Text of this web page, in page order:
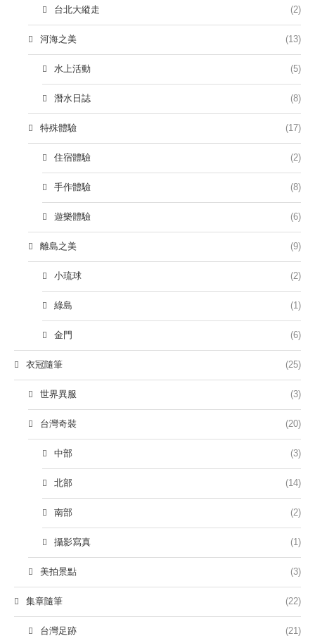
台北大縱走 (2)
河海之美 (13)
水上活動 (5)
潛水日誌 (8)
特殊體驗 (17)
住宿體驗 (2)
手作體驗 (8)
遊樂體驗 (6)
離島之美 (9)
小琉球 (2)
綠島 (1)
金門 (6)
衣冠隨筆 (25)
世界異服 (3)
台灣奇裝 (20)
中部 (3)
北部 (14)
南部 (2)
攝影寫真 (1)
美拍景點 (3)
集章隨筆 (22)
台灣足跡 (21)